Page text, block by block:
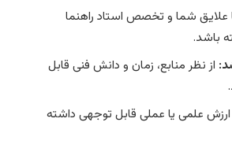
شما و تخصص استاد راهنما
منابع، زمان و دانش فنی قابل
یا عملی قابل توجهی داشته